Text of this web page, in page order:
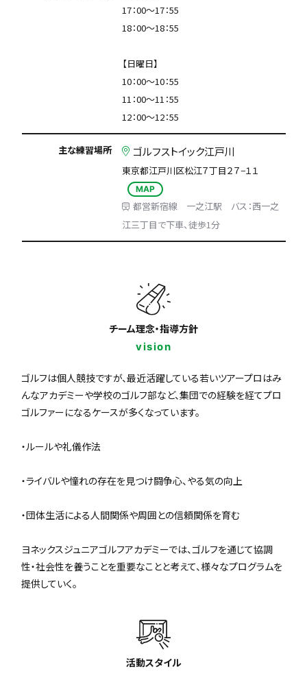
17：00～17：55
18：00～18：55
【日曜日】
10：00～10：55
11：00～11：55
12：00～12：55
主な練習場所 ゴルフストイック江戸川
東京都江戸川区松江７丁目２７−１１
MAP
都営新宿線 一之江駅 バス：西一之
江三丁目で下車、徒歩1分
チーム理念・指導方針
vision
ゴルフは個人競技ですが、最近活躍している若いツアープロはみ
んなアカデミーや学校のゴルフ部など、集団での経験を経てプロ
ゴルファーになるケースが多くなっています。
・ルールや礼儀作法
・ライバルや憧れの存在を見つけ闘争心、やる気の向上
・団体生活による人間関係や周囲との信頼関係を育む
ヨネックスジュニアゴルフアカデミーでは、ゴルフを通じて協調
性・社会性を養うことを重要なことと考えて、様々なプログラムを
提供していく。
活動スタイル